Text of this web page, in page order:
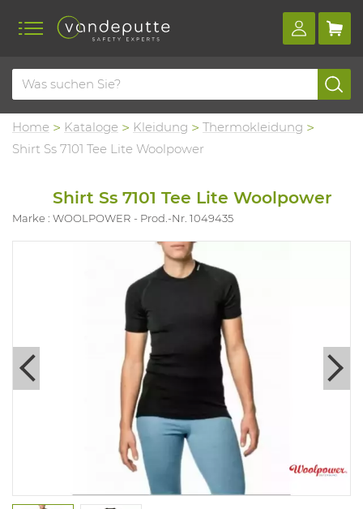
Home Kataloge Kleidung
Thermokleidung
Shirt Ss 7101 Tee Lite Woolpower
Shirt Ss 7101 Tee Lite Woolpower
Marke : WOOLPOWER Prod.-Nr. 1049435